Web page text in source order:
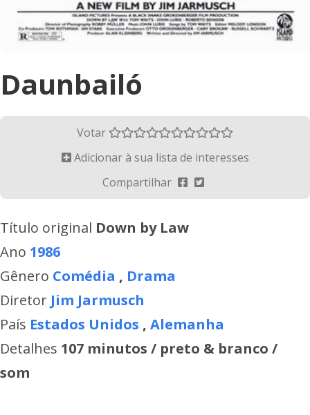
Daunbailó
Votar
Adicionar à sua lista de interesses
Compartilhar
Título original Down by Law
Ano 1986
Gênero Comédia , Drama
Diretor Jim Jarmusch
País Estados Unidos , Alemanha
Detalhes 107 minutos / preto & branco /
som